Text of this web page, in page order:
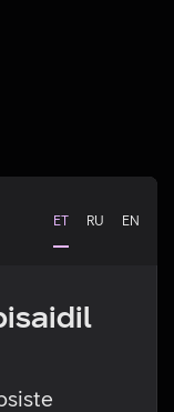
ET RU EN